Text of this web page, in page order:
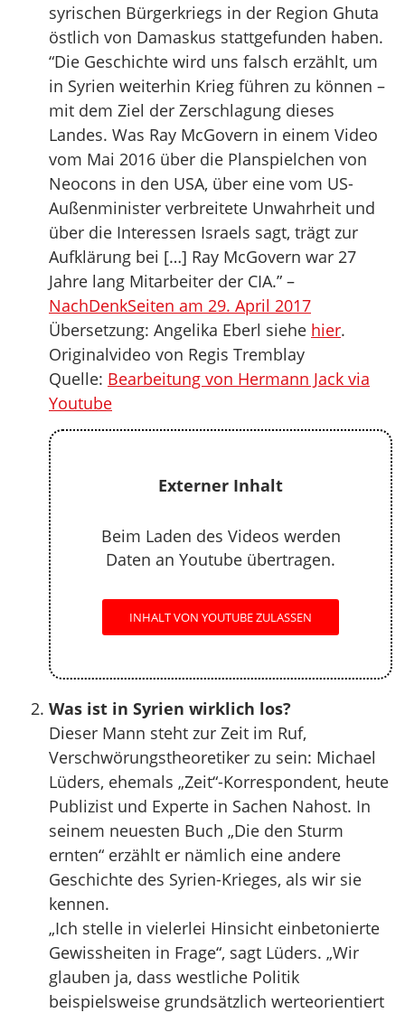
syrischen Bürgerkriegs in der Region Ghuta
östlich von Damaskus stattgefunden haben.
“Die Geschichte wird uns falsch erzählt, um
in Syrien weiterhin Krieg führen zu können –
mit dem Ziel der Zerschlagung dieses
Landes. Was Ray McGovern in einem Video
vom Mai 2016 über die Planspielchen von
Neocons in den USA, über eine vom US-
Außenminister verbreitete Unwahrheit und
über die Interessen Israels sagt, trägt zur
Aufklärung bei […] Ray McGovern war 27
Jahre lang Mitarbeiter der CIA.” –
NachDenkSeiten am 29. April 2017
Übersetzung: Angelika Eberl siehe hier.
Originalvideo von Regis Tremblay
Quelle: Bearbeitung von Hermann Jack via
Youtube
Externer Inhalt
Beim Laden des Videos werden
Daten an Youtube übertragen.
INHALT VON YOUTUBE ZULASSEN
Was ist in Syrien wirklich los?
Dieser Mann steht zur Zeit im Ruf,
Verschwörungstheoretiker zu sein: Michael
Lüders, ehemals „Zeit“-Korrespondent, heute
Publizist und Experte in Sachen Nahost. In
seinem neuesten Buch „Die den Sturm
ernten“ erzählt er nämlich eine andere
Geschichte des Syrien-Krieges, als wir sie
kennen.
„Ich stelle in vielerlei Hinsicht einbetonierte
Gewissheiten in Frage“, sagt Lüders. „Wir
glauben ja, dass westliche Politik
beispielsweise grundsätzlich werteorientiert